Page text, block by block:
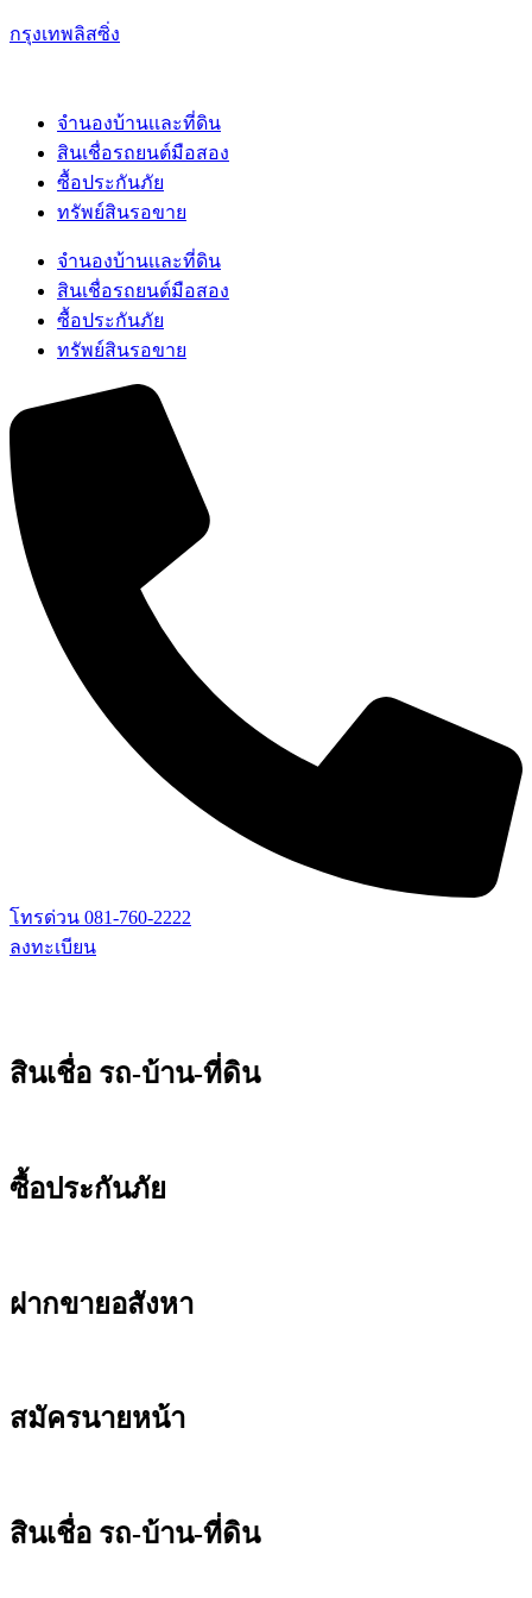
กรุงเทพลิสซิ่ง
จำนองบ้านเเละที่ดิน
สินเชื่อรถยนต์มือสอง
ซื้อประกันภัย
ทรัพย์สินรอขาย
จำนองบ้านเเละที่ดิน
สินเชื่อรถยนต์มือสอง
ซื้อประกันภัย
ทรัพย์สินรอขาย
โทรด่วน 081-760-2222
ลงทะเบียน
สินเชื่อ รถ-บ้าน-ที่ดิน
ซื้อประกันภัย
ฝากขายอสังหา
สมัครนายหน้า
สินเชื่อ รถ-บ้าน-ที่ดิน